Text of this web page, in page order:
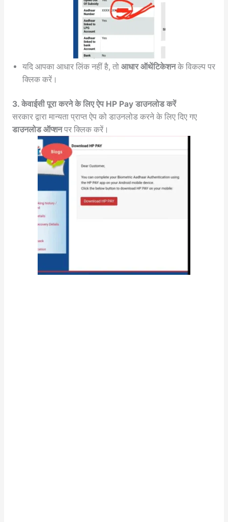
यदि आपका आधार लिंक नहीं है, तो आधार ऑथेंटिकेशनके विकल्प पर
क्लिक करें।
3. केवाईसी पूरा करने के लिए ऐप HP Pay डाउनलोड करें
सरकार द्वारा मान्यता प्राप्त ऐप को डाउनलोड करने के लिए दिए गए
डाउनलोड ऑप्शनपर क्लिक करें।